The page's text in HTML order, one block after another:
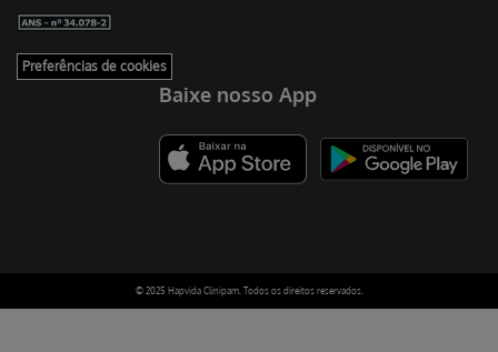
Preferências de cookies
Baixe nosso App
© 2025 Hapvida Clinipam. Todos os direitos reservados.